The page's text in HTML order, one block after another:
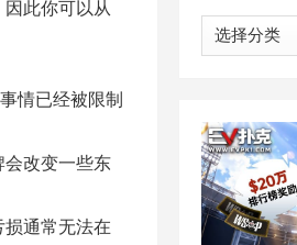
此你可以从
情已经被限制
会改变一些东
通常无法在
分
类